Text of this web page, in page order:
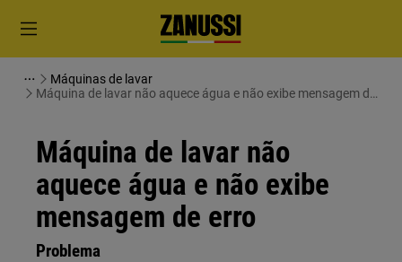
Máquinas de lavar
Máquina de lavar não aquece água e não exibe mensagem de
Máquina de lavar não
aquece água e não exibe
mensagem de erro
Problema